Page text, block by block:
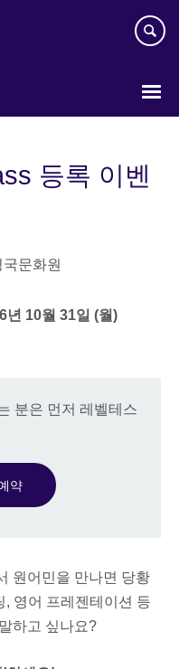
등록 이벤
년 10월 31일 (월)
분은 먼저 레벨테스
약
원어민을 만나면 당황
영어 프레젠테이션 등
하고 싶나요?